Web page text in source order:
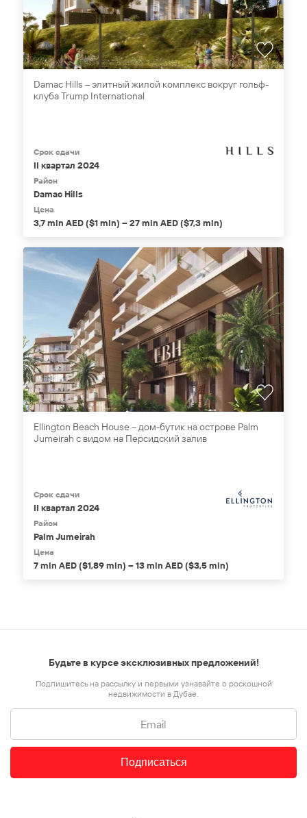
Damac Hills – элитный жилой комплекс вокруг гольф-
клуба Trump International
Срок сдачи
II квартал 2024
Район
Damac Hills
Цена
3,7 mln AED ($1 mln) – 27 mln AED ($7,3 mln)
Ellington Beach House – дом-бутик на острове Palm
Jumeirah с видом на Персидский залив
Срок сдачи
II квартал 2024
Район
Palm Jumeirah
Цена
7 mln AED ($1,89 mln) – 13 mln AED ($3,5 mln)
Будьте в курсе эксклюзивных предложений!
Подпишитесь на рассылку и первыми узнавайте о роскошной
недвижимости в Дубае.
Подписаться